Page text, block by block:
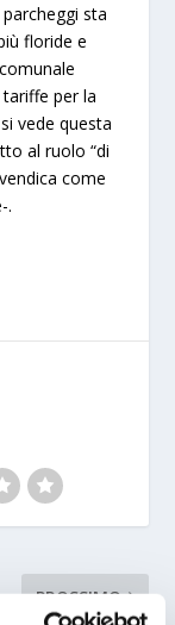
sta
floride e
per la
vede questa
al ruolo “di
come
.
PROSSIMO